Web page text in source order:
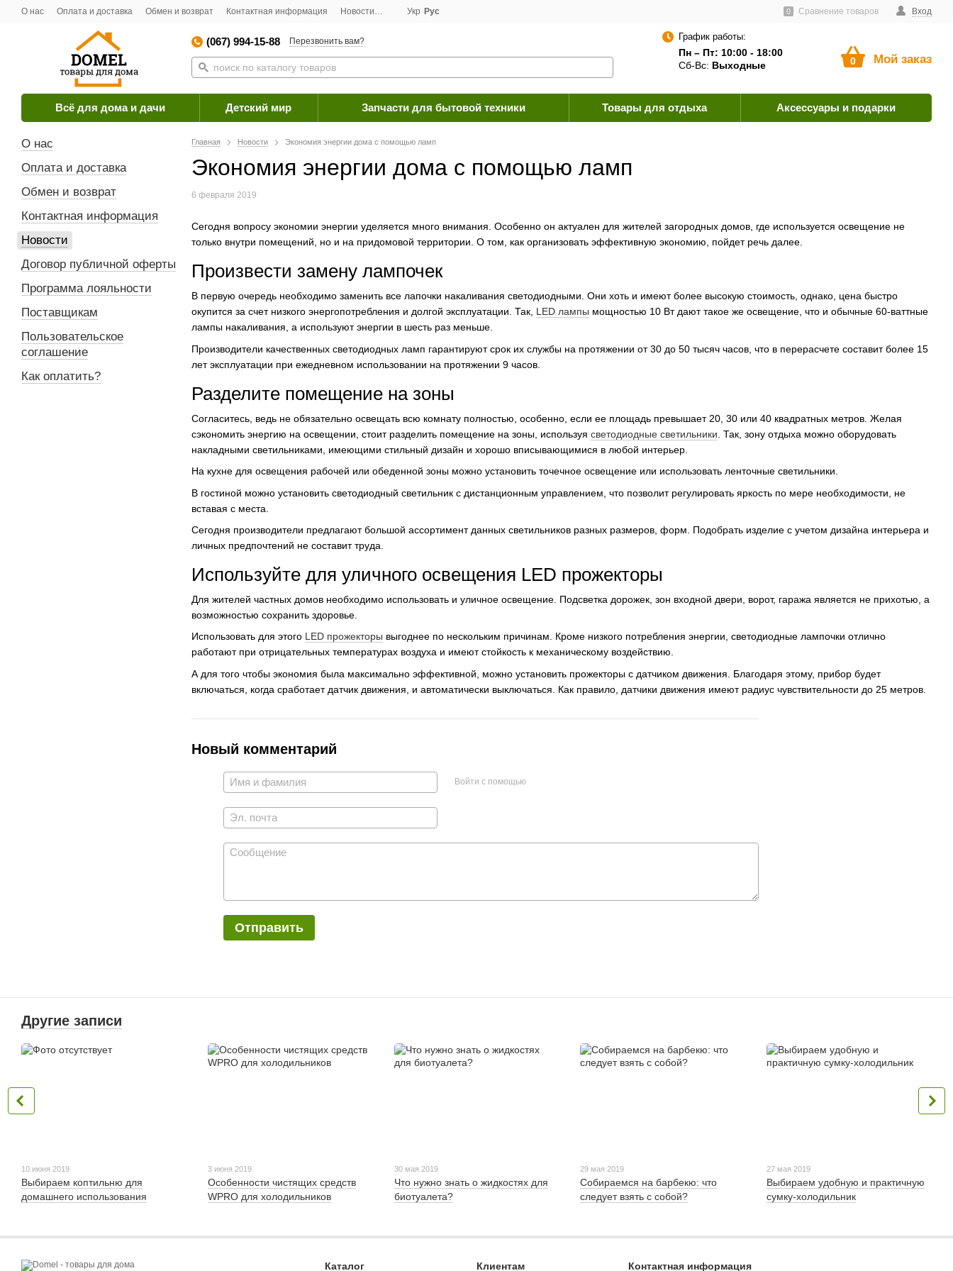
О нас Оплата и доставка Обмен и возврат Контактная информация Новости Договор публичной оферты Пользовательское соглашение Как оплатить? Вход
0 Сравнение товаров
Укр Рус
(067) 994-15-88 Перезвонить вам? График работы:
Пн – Пт: 10:00 - 18:00
Сб-Вс: Выходные 0 Мой заказ
Всё для дома и дачи Детский мир Запчасти для бытовой техники Товары для отдыха Аксессуары и подарки
Главная Новости Экономия энергии дома с помощью ламп
Экономия энергии дома с помощью ламп
6 февраля 2019
Сегодня вопросу экономии энергии уделяется много внимания. Особенно он актуален для жителей загородных домов, где используется освещение не
только внутри помещений, но и на придомовой территории. О том, как организовать эффективную экономию, пойдет речь далее.
Произвести замену лампочек
В первую очередь необходимо заменить все лапочки накаливания светодиодными. Они хоть и имеют более высокую стоимость, однако, цена быстро
окупится за счет низкого энергопотребления и долгой эксплуатации. Так, LED лампы мощностью 10 Вт дают такое же освещение, что и обычные 60-ваттные
лампы накаливания, а используют энергии в шесть раз меньше.
Производители качественных светодиодных ламп гарантируют срок их службы на протяжении от 30 до 50 тысяч часов, что в перерасчете составит более 15
лет эксплуатации при ежедневном использовании на протяжении 9 часов.
Разделите помещение на зоны
Согласитесь, ведь не обязательно освещать всю комнату полностью, особенно, если ее площадь превышает 20, 30 или 40 квадратных метров. Желая
сэкономить энергию на освещении, стоит разделить помещение на зоны, используя светодиодные светильники . Так, зону отдыха можно оборудовать
накладными светильниками, имеющими стильный дизайн и хорошо вписывающимися в любой интерьер.
На кухне для освещения рабочей или обеденной зоны можно установить точечное освещение или использовать ленточные светильники.
В гостиной можно установить светодиодный светильник с дистанционным управлением, что позволит регулировать яркость по мере необходимости, не
вставая с места.
Сегодня производители предлагают большой ассортимент данных светильников разных размеров, форм. Подобрать изделие с учетом дизайна интерьера и
личных предпочтений не составит труда.
Используйте для уличного освещения LED прожекторы
Для жителей частных домов необходимо использовать и уличное освещение. Подсветка дорожек, зон входной двери, ворот, гаража является не прихотью, а
возможностью сохранить здоровье.
Использовать для этого LED прожекторы выгоднее по нескольким причинам. Кроме низкого потребления энергии, светодиодные лампочки отлично
работают при отрицательных температурах воздуха и имеют стойкость к механическому воздействию.
А для того чтобы экономия была максимально эффективной, можно установить прожекторы с датчиком движения. Благодаря этому, прибор будет
включаться, когда сработает датчик движения, и автоматически выключаться. Как правило, датчики движения имеют радиус чувствительности до 25 метров.
Новый комментарий
Войти с помощью
Отправить
О нас
Оплата и доставка
Обмен и возврат
Контактная информация
Новости
Договор публичной оферты
Программа лояльности
Поставщикам
Пользовательское
соглашение
Как оплатить?
Другие записи
10 июня 2019
Выбираем коптильню для
домашнего использования
3 июня 2019
Особенности чистящих средств
WPRO для холодильников
30 мая 2019
Что нужно знать о жидкостях для
биотуалета?
29 мая 2019
Собираемся на барбекю: что
следует взять с собой?
27 мая 2019
Выбираем удобную и практичную
сумку-холодильник
Каталог Клиентам Контактная информация